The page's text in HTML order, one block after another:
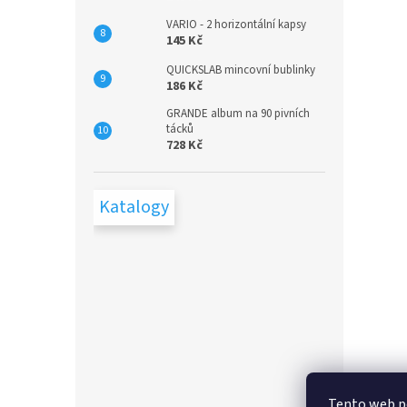
VARIO - 2 horizontální kapsy
145 Kč
QUICKSLAB mincovní bublinky
186 Kč
GRANDE album na 90 pivních
tácků
728 Kč
Katalogy